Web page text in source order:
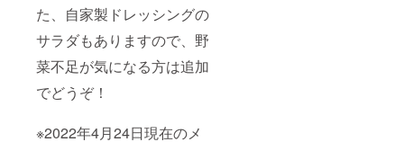
た、自家製ドレッシングの
サラダもありますので、野
菜不足が気になる方は追加
でどうぞ！
※2022年4月24日現在のメ